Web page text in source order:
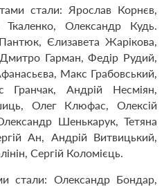
стали: Ярослав Корнєв,
Олександр Кудь.
Єлизавета Жарікова,
Гарман, Федір Рудий,
Макс Грабовський,
Андрій Несміян,
Олег Клюфас, Олексій
Шенькарук, Тетяна
Ан, Андрій Витвицький,
Сергій Коломієць.
стали: Олександр Бондар,